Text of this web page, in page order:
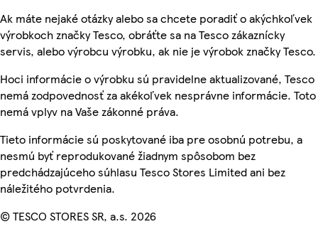
Ak máte nejaké otázky alebo sa chcete poradiť o akýchkoľvek
výrobkoch značky Tesco, obráťte sa na Tesco zákaznícky
servis, alebo výrobcu výrobku, ak nie je výrobok značky Tesco.
Hoci informácie o výrobku sú pravidelne aktualizované, Tesco
nemá zodpovednosť za akékoľvek nesprávne informácie. Toto
nemá vplyv na Vaše zákonné práva.
Tieto informácie sú poskytované iba pre osobnú potrebu, a
nesmú byť reprodukované žiadnym spôsobom bez
predchádzajúceho súhlasu Tesco Stores Limited ani bez
náležitého potvrdenia.
© TESCO STORES SR, a.s. 2026